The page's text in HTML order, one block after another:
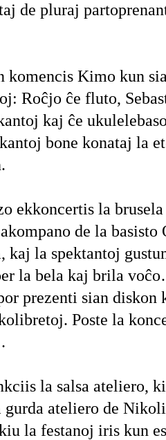
de pluraj
komencis Kimo kun
Roĉjo ĉe fluto,
kaj ĉe
bone konataj la
ekkoncertis la
de la
kaj la spektantoj
la bela kaj brila
prezenti sian
Poste la
la salsa ateliero,
gurda ateliero de
la festanoj iris kun